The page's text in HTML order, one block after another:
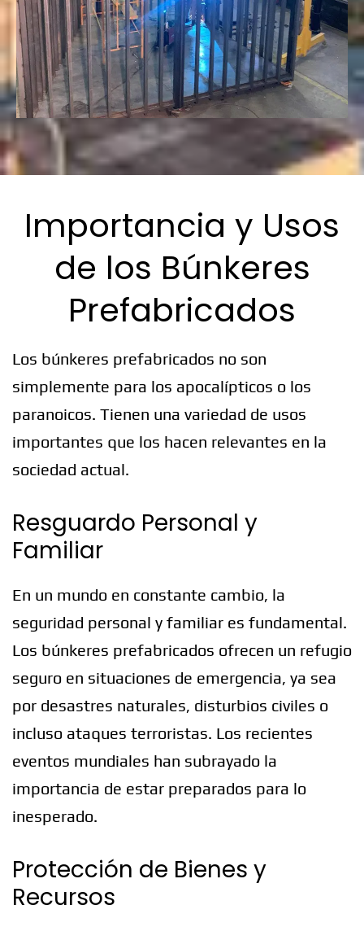
Importancia y Usos
de los Búnkeres
Prefabricados
Los búnkeres prefabricados no son
simplemente para los apocalípticos o los
paranoicos. Tienen una variedad de usos
importantes que los hacen relevantes en la
sociedad actual.
Resguardo Personal y
Familiar
En un mundo en constante cambio, la
seguridad personal y familiar es fundamental.
Los búnkeres prefabricados ofrecen un refugio
seguro en situaciones de emergencia, ya sea
por desastres naturales, disturbios civiles o
incluso ataques terroristas. Los recientes
eventos mundiales han subrayado la
importancia de estar preparados para lo
inesperado.
Protección de Bienes y
Recursos